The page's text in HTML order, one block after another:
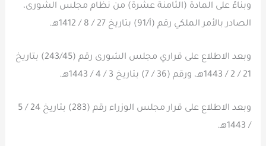
وبناءً على المادة (الثامنة عشرة) من نظام مجلس الشورى،
الصادر بالأمر الملكي رقم (أ/91) بتاريخ 27 / 8 / 1412هـ.
وبعد الاطلاع على قراري مجلس الشورى رقم (243/45) بتاريخ
21 / 2 / 1443هـ، ورقم (36 / 7) بتاريخ 3 / 4 / 1443هـ.
وبعد الاطلاع على قرار مجلس الوزراء رقم (283) بتاريخ 24 / 5
/ 1443هـ.